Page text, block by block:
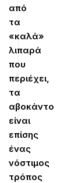
από
τα
«καλά»
λιπαρά
που
περιέχει,
τα
αβοκάντο
είναι
επίσης
ένας
νόστιμος
τρόπος